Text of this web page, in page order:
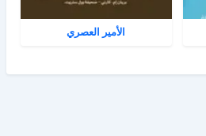
الأمير العصري